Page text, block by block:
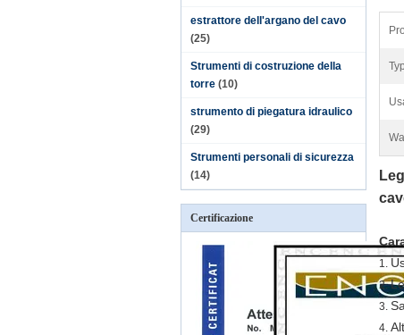
estrattore dell'argano del cavo
(25)
Strumenti di costruzione della
torre (10)
strumento di piegatura idraulico
(29)
Strumenti personali di sicurezza
(14)
Certificazione
1.
2.
3.
4.